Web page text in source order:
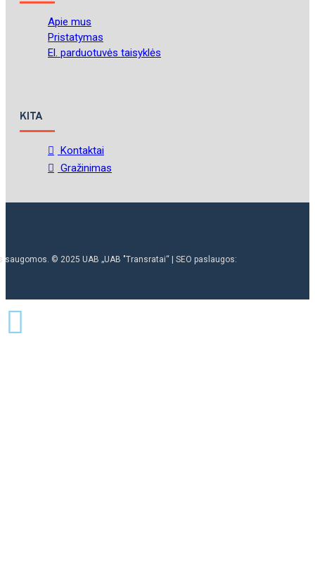
Apie mus
Pristatymas
El. parduotuvės taisyklės
KITA
Kontaktai
Gražinimas
saugomos. © 2025 UAB „UAB "Transratai“ | SEO paslaugos: